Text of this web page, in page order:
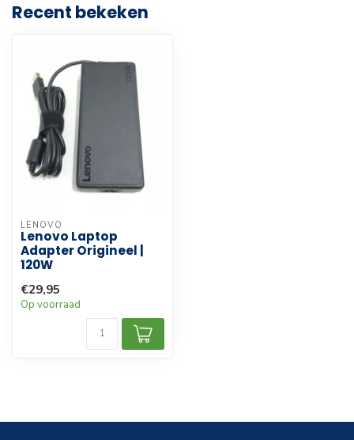
Recent bekeken
LENOVO
Lenovo Laptop
Adapter Origineel |
120W
€29,95
Op voorraad